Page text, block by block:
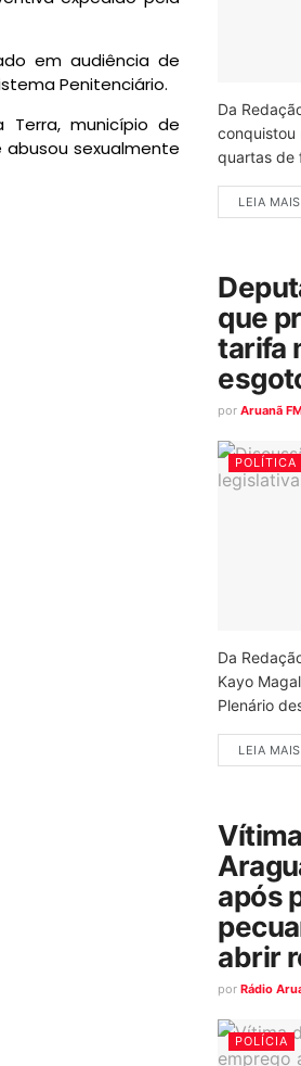
em audiência de
Penitenciário.
município de
sexualmente
Da
conquistou
quartas de
LEIA MAIS
que
tarifa
por Aruanã
POLÍTICA
Da
Kayo
Plenário
LEIA MAIS
após
abrir
por Rádio
POLÍCIA